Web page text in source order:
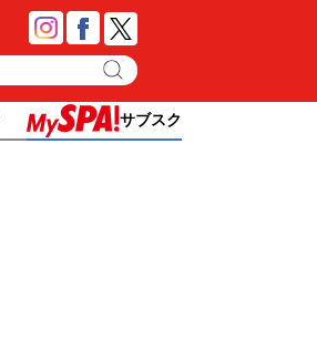
サブスク